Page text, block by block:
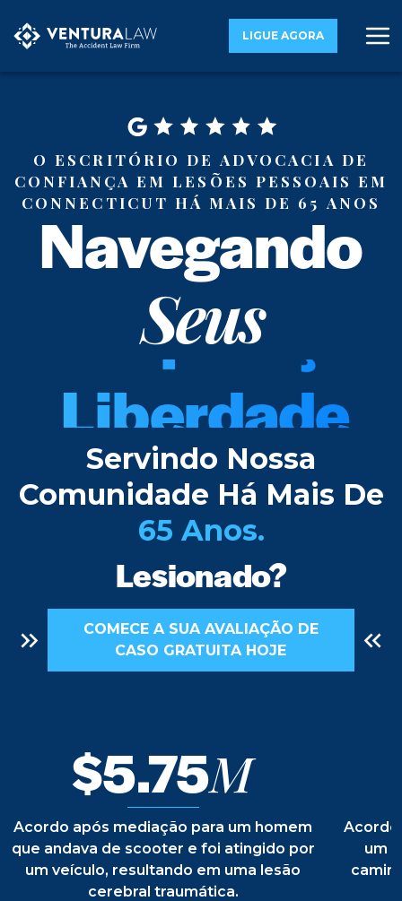
LIGUE AGORA
O escritório de advocacia de
confiança em lesões pessoais em
Connecticut há mais de 65 anos
Navegando
Seus
Direitos
Justiça
Futuro
Recuperação
Liberdade
Direitos
Justiça
Servindo Nossa
Comunidade Há Mais De
65 Anos.
Lesionado?
COMECE A SUA AVALIAÇÃO DE
CASO GRATUITA HOJE
$5.75M
Acordo após mediação para um homem
que andava de scooter e foi atingido por
um veículo, resultando em uma lesão
cerebral traumática.
Acordo
um